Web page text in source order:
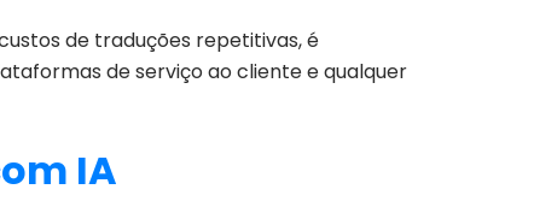
de traduções repetitivas, é
de serviço ao cliente e qualquer
IA